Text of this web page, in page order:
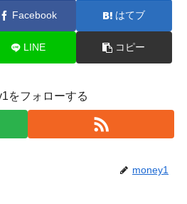
Facebook はてブ
LINE コピー
をフォローする
money1